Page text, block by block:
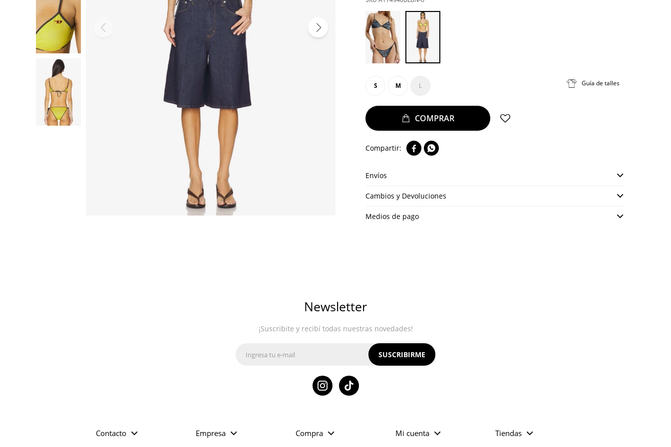
S M L Guía de talles
 
Envíos
Cambios y Devoluciones
Medios de pago
Contacto Empresa Compra Mi cuenta Tiendas
Newsletter
¡Suscribite y recibí todas nuestras novedades!
SUSCRIBIRME
